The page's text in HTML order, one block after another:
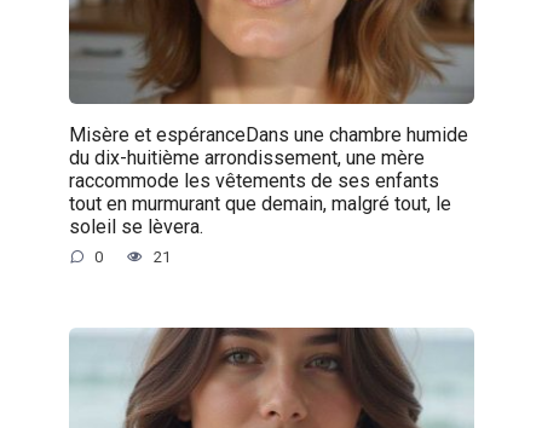
Misère et espéranceDans une chambre humide
du dix-huitième arrondissement, une mère
raccommode les vêtements de ses enfants
tout en murmurant que demain, malgré tout, le
soleil se lèvera.
0 21